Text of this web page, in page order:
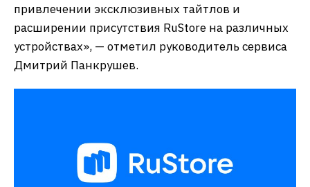
привлечении эксклюзивных тайтлов и
расширении присутствия RuStore на различных
устройствах», — отметил руководитель сервиса
Дмитрий Панкрушев.